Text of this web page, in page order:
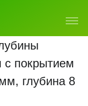
с покрытием
глубина 8